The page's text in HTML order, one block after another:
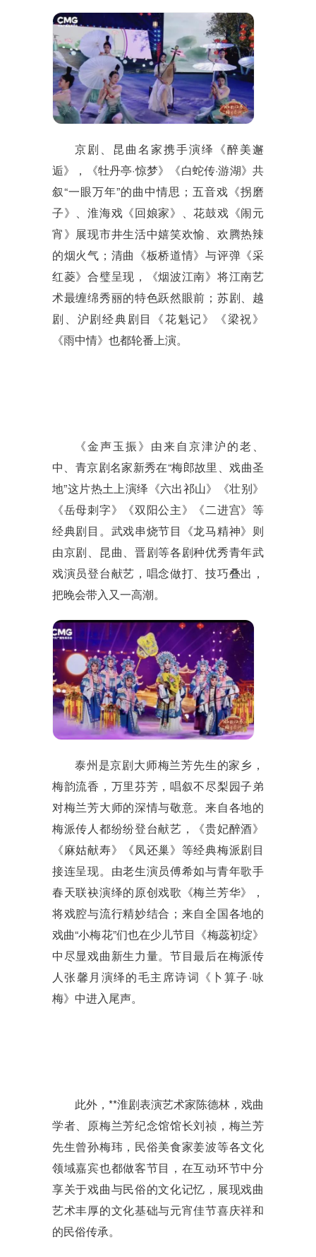
京剧、昆曲名家携手演绎《醉美邂
逅》，《牡丹亭·惊梦》《白蛇传·游湖》共
叙“一眼万年”的曲中情思；五音戏《拐磨
子》、淮海戏《回娘家》、花鼓戏《闹元
宵》展现市井生活中嬉笑欢愉、欢腾热辣
的烟火气；清曲《板桥道情》与评弹《采
红菱》合璧呈现，《烟波江南》将江南艺
术最缠绵秀丽的特色跃然眼前；苏剧、越
剧、沪剧经典剧目《花魁记》《梁祝》
《雨中情》也都轮番上演。
《金声玉振》由来自京津沪的老、
中、青京剧名家新秀在“梅郎故里、戏曲圣
地”这片热土上演绎《六出祁山》《壮别》
《岳母刺字》《双阳公主》《二进宫》等
经典剧目。武戏串烧节目《龙马精神》则
由京剧、昆曲、晋剧等各剧种优秀青年武
戏演员登台献艺，唱念做打、技巧叠出，
把晚会带入又一高潮。
泰州是京剧大师梅兰芳先生的家乡，
梅韵流香，万里芬芳，唱叙不尽梨园子弟
对梅兰芳大师的深情与敬意。来自各地的
梅派传人都纷纷登台献艺，《贵妃醉酒》
《麻姑献寿》《凤还巢》等经典梅派剧目
接连呈现。由老生演员傅希如与青年歌手
春天联袂演绎的原创戏歌《梅兰芳华》，
将戏腔与流行精妙结合；来自全国各地的
戏曲“小梅花”们也在少儿节目《梅蕊初绽》
中尽显戏曲新生力量。节目最后在梅派传
人张馨月演绎的毛主席诗词《卜算子·咏
梅》中进入尾声。
此外，**淮剧表演艺术家陈德林，戏曲
学者、原梅兰芳纪念馆馆长刘祯，梅兰芳
先生曾孙梅玮，民俗美食家姜波等各文化
领域嘉宾也都做客节目，在互动环节中分
享关于戏曲与民俗的文化记忆，展现戏曲
艺术丰厚的文化基础与元宵佳节喜庆祥和
的民俗传承。